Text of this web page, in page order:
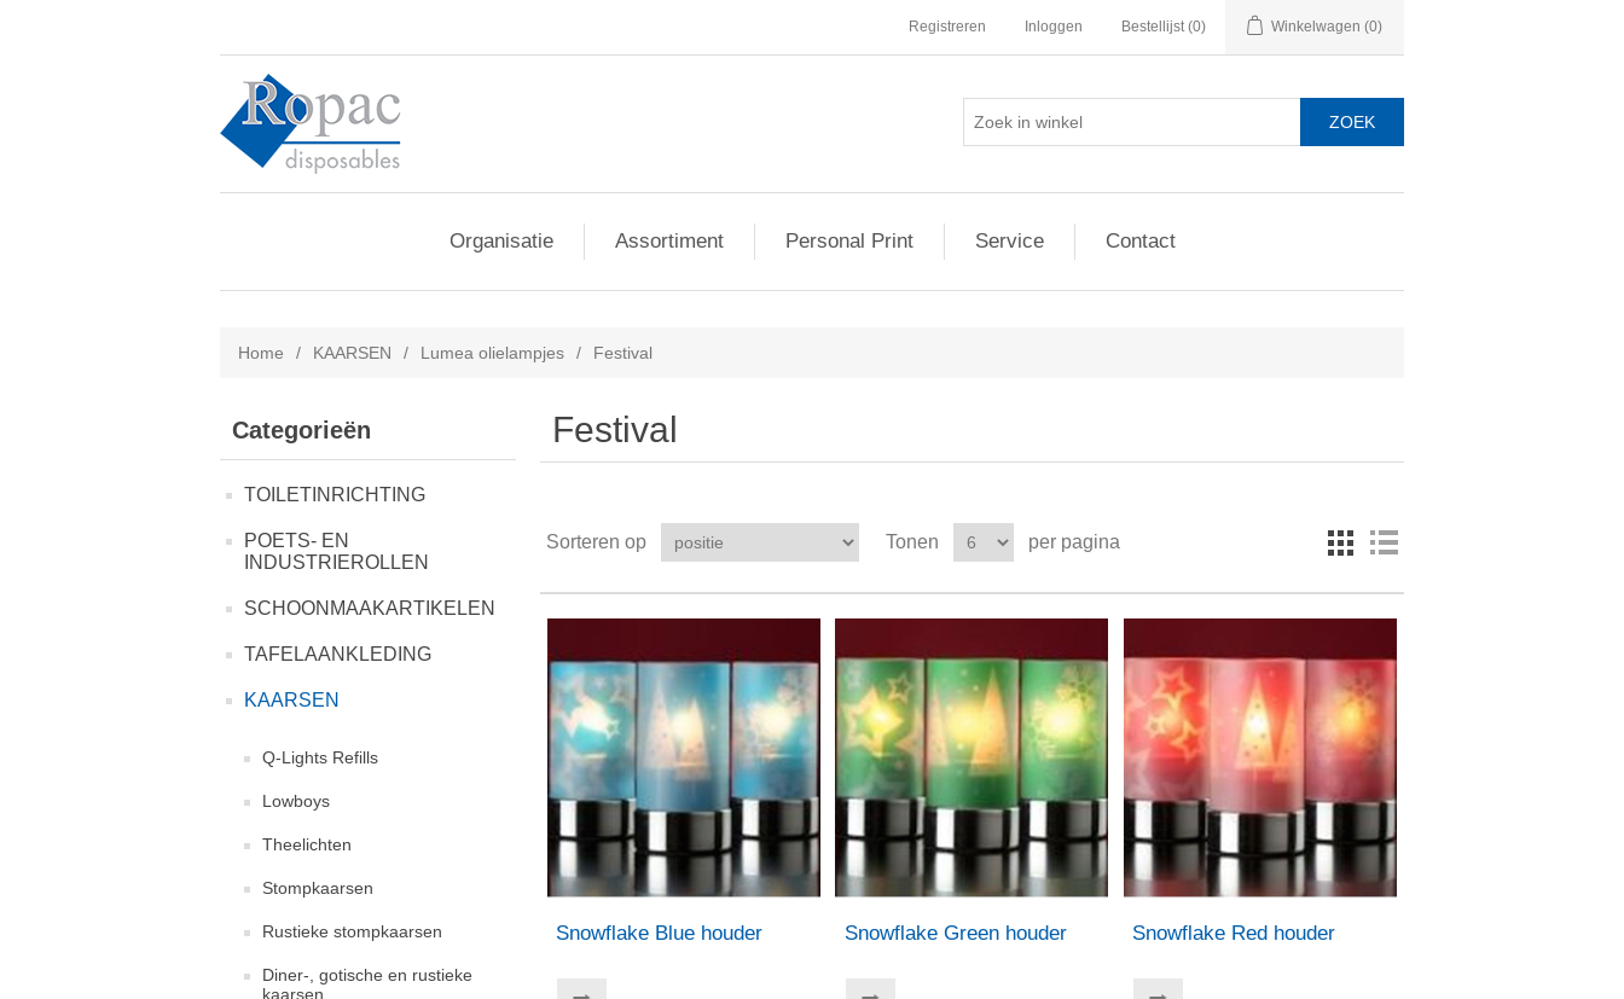
Registreren Inloggen Bestellijst (0) Winkelwagen (0)
Organisatie Assortiment Personal Print Service Contact
Home / KAARSEN / Lumea olielampjes / Festival
Categorieën
TOILETINRICHTING
POETS- EN
INDUSTRIEROLLEN
SCHOONMAAKARTIKELEN
TAFELAANKLEDING
KAARSEN
Q-Lights Refills
Lowboys
Theelichten
Stompkaarsen
Rustieke stompkaarsen
Diner-, gotische en rustieke
kaarsen
Festival
Sorteren op Tonen per pagina
Snowflake Blue houder Snowflake Green houder Snowflake Red houder